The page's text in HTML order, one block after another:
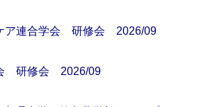
ア連合学会 研修会 2026/09
研修会 2026/09